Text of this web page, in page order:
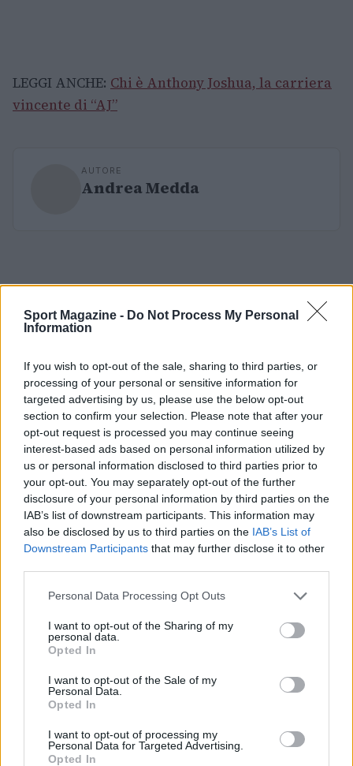
Sport Magazine - Do Not Process My Personal
Information
If you wish to opt-out of the sale, sharing to third parties, or
processing of your personal or sensitive information for
targeted advertising by us, please use the below opt-out
section to confirm your selection. Please note that after your
opt-out request is processed you may continue seeing
interest-based ads based on personal information utilized by
us or personal information disclosed to third parties prior to
your opt-out. You may separately opt-out of the further
disclosure of your personal information by third parties on the
IAB’s list of downstream participants. This information may
also be disclosed by us to third parties on the IAB’s List of
Downstream Participants that may further disclose it to other
Please note that this website/app uses one or more Google
not limited to your visit or usage behaviour. You may click to
grant or deny consent to Google and its third-party tags to
use your data for below specified purposes in below Google
consent section.
Personal Data Processing Opt Outs
I want to opt-out of the Sharing of my
personal data.
Opted In
I want to opt-out of the Sale of my
Personal Data.
Opted In
I want to opt-out of processing my
Personal Data for Targeted Advertising.
Opted In
LEGGI ANCHE: Chi è Anthony Joshua, la carriera
vincente di “AJ”
AUTORE
Andrea Medda
Continua a leggere
ALTRI SPORT